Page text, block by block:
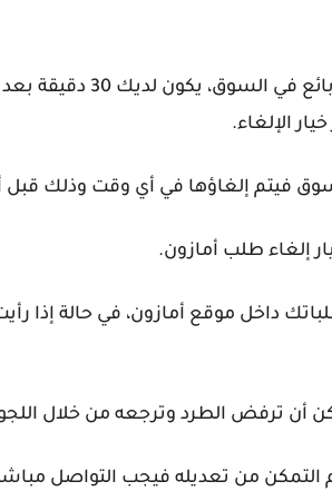
1- اعلم أنّه إذا كانت السلعة
الإلغاء.
داخل موقع أمازون، في حالة إذا